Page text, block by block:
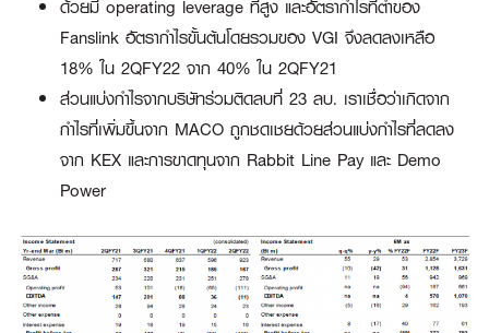
ด้วยมี operating leverage ที่สูง และอัตรากำไรที่ต่ำของ
Fanslink อัตรากำไรขั้นต้นโดยรวมของ VGI จึงลดลงเหลือ
18% ใน 2QFY22 จาก 40% ใน 2QFY21
ส่วนแบ่งกำไรจากบริษัทร่วมติดลบที่ 23 ลบ. เราเชื่อว่าเกิดจาก
กำไรที่เพิ่มขึ้นจาก MACO ถูกชดเชยด้วยส่วนแบ่งกำไรที่ลดลง
จาก KEX และการขาดทุนจาก Rabbit Line Pay และ Demo
Power